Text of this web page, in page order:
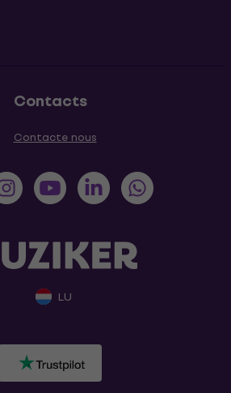
Contacts
Contacte nous
LU